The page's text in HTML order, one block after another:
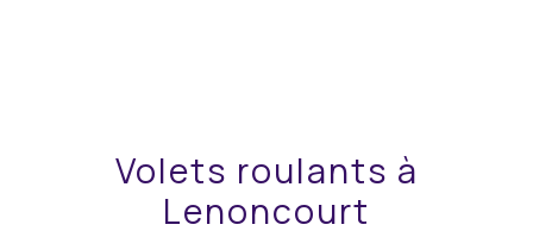
Volets roulants à
Lenoncourt